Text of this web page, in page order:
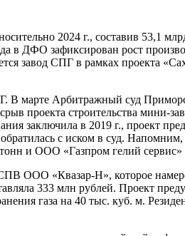
2024 г., составив 53,1
в ДФО зафиксирован рост
завод СПГ в рамках проекта
В марте Арбитражный суд
проекта строительства мини-
заключила в 2019 г., проект
с иском в суд.
и ООО «Газпром гелий сервис»
ООО «Квазар-Н», которое
333 млн рублей. Проект
газа на 40 тыс. куб. м.